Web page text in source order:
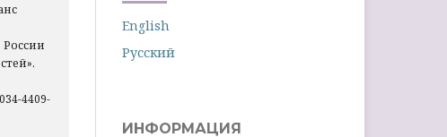
4409-
English
Русский
ИНФОРМАЦИЯ